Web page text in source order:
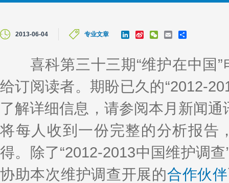
2013-06-04 专业文章
喜科第三十三期“维护在中国”
给订阅读者。期盼已久的“2012-
了解详细信息，请参阅本月新闻
将每人收到一份完整的分析报告
得。除了“2012-2013中国维护调
协助本次维护调查开展的合作伙伴
k
e
I
n
a
W
i
b
W
h
a
i
l
r
e